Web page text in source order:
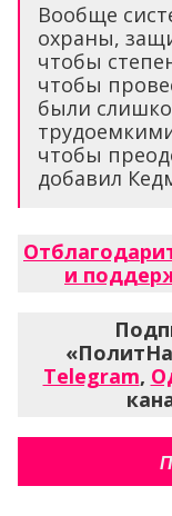
Вообще
охраны,
чтобы
чтобы
были
чтобы
добавил
и
Telegram,